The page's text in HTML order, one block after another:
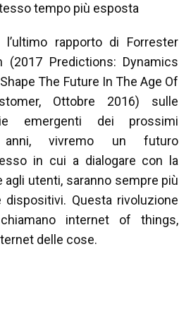
tempo più esposta
l’ultimo rapporto di Forrester
(2017 Predictions: Dynamics
The Future In The Age Of
Ottobre 2016) sulle
emergenti dei prossimi
anni, vivremo un futuro
in cui a dialogare con la
agli utenti, saranno sempre più
dispositivi. Questa rivoluzione
internet of things,
delle cose.